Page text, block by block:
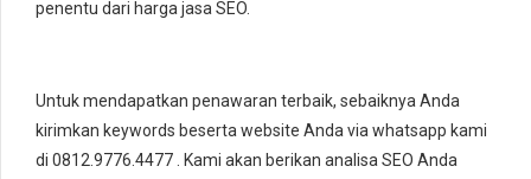
penentu dari harga jasa SEO.
Untuk mendapatkan penawaran terbaik, sebaiknya Anda
kirimkan keywords beserta website Anda via whatsapp kami
di 0812.9776.4477 . Kami akan berikan analisa SEO Anda